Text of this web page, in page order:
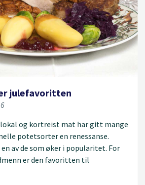
julefavoritten
og kortreist mat har gitt mange
potetsorter en renessanse.
av de som øker i popularitet. For
er den favoritten til